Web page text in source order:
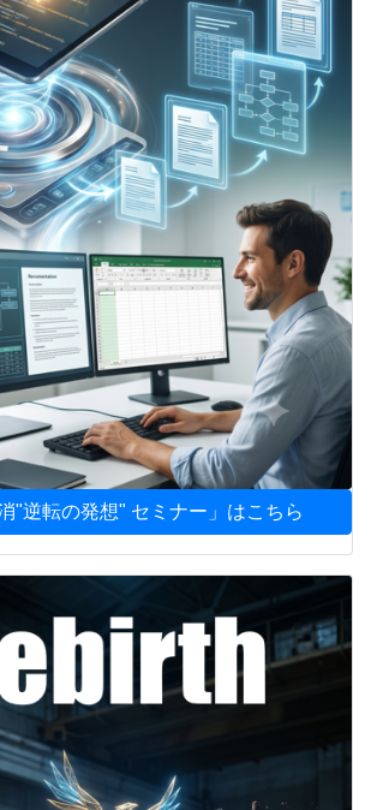
"逆転の発想" セミナー」はこちら